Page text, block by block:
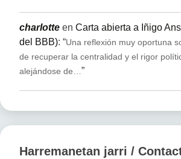
charlotte en Carta abierta a Iñigo
del BBB): “Una reflexión muy oportuna
de recuperar la centralidad y el rigor
alejándose de…”
Harremanetan jarri /